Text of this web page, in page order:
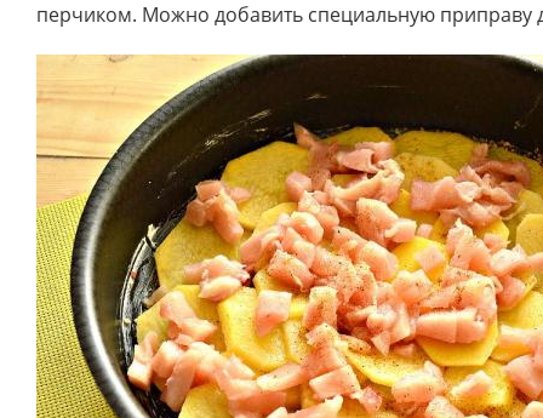
перчиком. Можно добавить специальную приправу